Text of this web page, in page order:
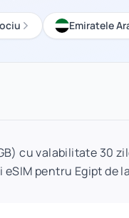
Emiratele
cu valabilitate 30
pentru Egipt de